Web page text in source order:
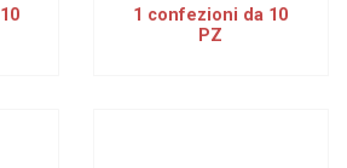
1 confezioni da 10
PZ